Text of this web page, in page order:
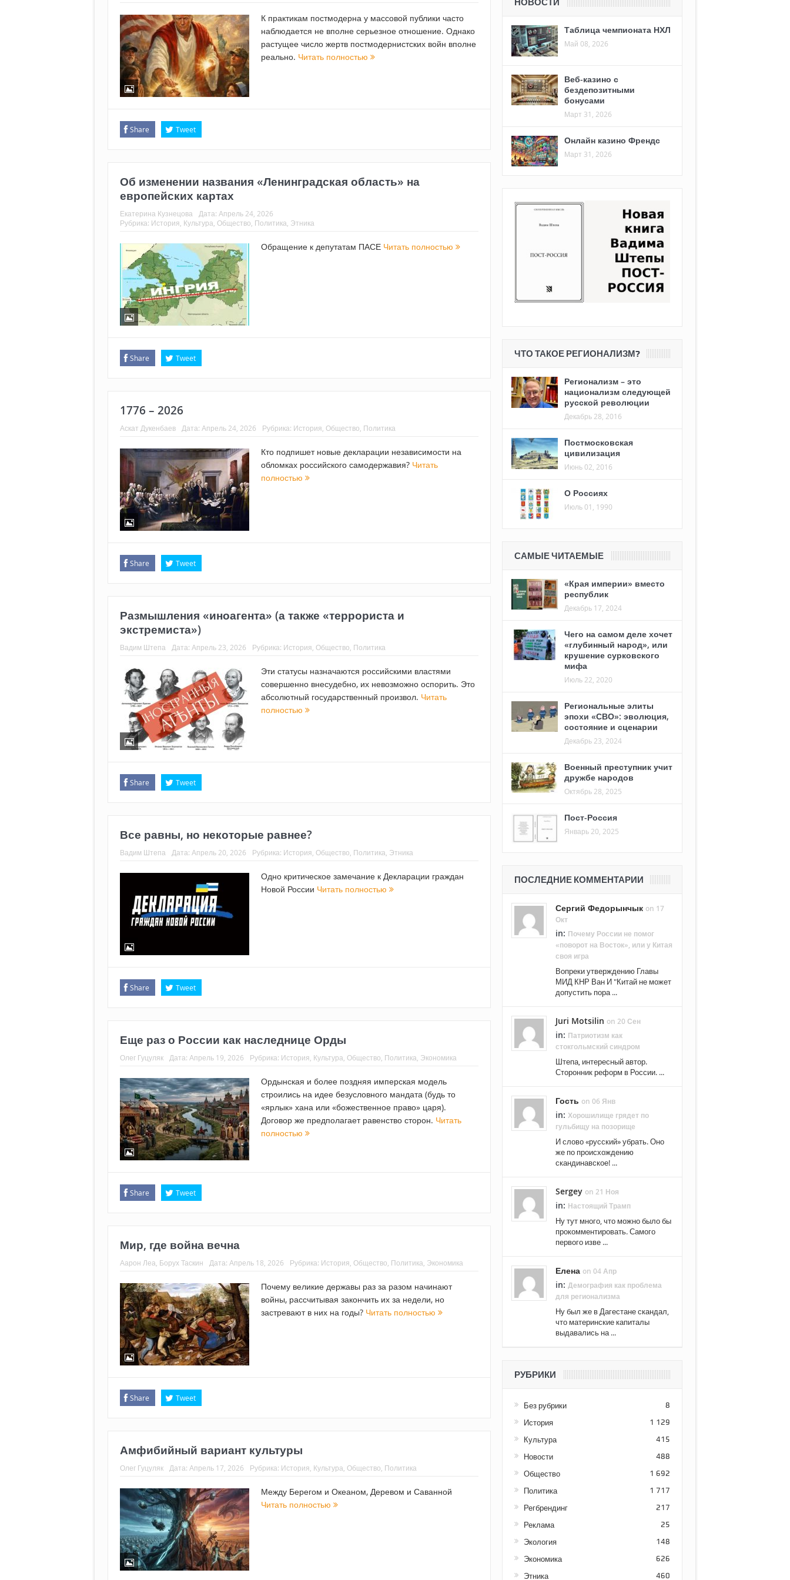
К практикам постмодерна у массовой публики часто
наблюдается не вполне серьезное отношение. Однако
растущее число жертв постмодернистских войн вполне
реально. Читать полностью
Share Tweet
Об изменении названия «Ленинградская область» на
европейских картах
Екатерина Кузнецова Дата: Апрель 24, 2026
Рубрика: История Культура Общество Политика Этника
Обращение к депутатам ПАСЕ Читать полностью
Share Tweet
1776 – 2026
Аскат Дукенбаев Дата: Апрель 24, 2026 Рубрика: История Общество Политика
Кто подпишет новые декларации независимости на
обломках российского самодержавия? Читать
полностью
Share Tweet
Размышления «иноагента» (а также «террориста и
экстремиста»)
Вадим Штепа Дата: Апрель 23, 2026 Рубрика: История Общество Политика
Эти статусы назначаются российскими властями
совершенно внесудебно, их невозможно оспорить. Это
абсолютный государственный произвол. Читать
полностью
Share Tweet
Все равны, но некоторые равнее?
Вадим Штепа Дата: Апрель 20, 2026 Рубрика: История Общество Политика Этника
Одно критическое замечание к Декларации граждан
Новой России Читать полностью
Share Tweet
Еще раз о России как наследнице Орды
Олег Гуцуляк Дата: Апрель 19, 2026 Рубрика: История Культура Общество Политика Экономика
Ордынская и более поздняя имперская модель
строились на идее безусловного мандата (будь то
«ярлык» хана или «божественное право» царя).
Договор же предполагает равенство сторон. Читать
полностью
Share Tweet
Мир, где война вечна
Аарон Леа, Борух Таскин Дата: Апрель 18, 2026 Рубрика: История Общество Политика Экономика
Почему великие державы раз за разом начинают
войны, рассчитывая закончить их за недели, но
застревают в них на годы? Читать полностью
Share Tweet
Амфибийный вариант культуры
Олег Гуцуляк Дата: Апрель 17, 2026 Рубрика: История Культура Общество Политика
Между Берегом и Океаном, Деревом и Саванной
Читать полностью
НОВОСТИ
Таблица чемпионата НХЛ
Май 08, 2026
Веб-казино с
бездепозитными
бонусами
Март 31, 2026
Онлайн казино Френдс
Март 31, 2026
ЧТО ТАКОЕ РЕГИОНАЛИЗМ?
Регионализм – это
национализм следующей
русской революции
Декабрь 28, 2016
Постмосковская
цивилизация
Июнь 02, 2016
О Россиях
Июль 01, 1990
САМЫЕ ЧИТАЕМЫЕ
«Края империи» вместо
республик
Декабрь 17, 2024
Чего на самом деле хочет
«глубинный народ», или
крушение сурковского
мифа
Июль 22, 2020
Региональные элиты
эпохи «СВО»: эволюция,
состояние и сценарии
Декабрь 23, 2024
Военный преступник учит
дружбе народов
Октябрь 28, 2025
Пост-Россия
Январь 20, 2025
ПОСЛЕДНИЕ КОММЕНТАРИИ
Сергий Федорынчык on 17
Окт
in: Почему России не помог
«поворот на Восток», или у Китая
своя игра
Вопреки утверждению Главы
МИД КНР Ван И "Китай не может
допустить пора ...
Juri Motsilin on 20 Сен
in: Патриотизм как
стокгольмский синдром
Штепа, интересный автор.
Сторонник реформ в России. ...
Гость on 06 Янв
in: Хорошилище грядет по
гульбищу на позорище
И слово «русский» убрать. Оно
же по происхождению
скандинавское! ...
Sergey on 21 Ноя
in: Настоящий Трамп
Ну тут много, что можно было бы
прокомментировать. Самого
первого изве ...
Елена on 04 Апр
in: Демография как проблема
для регионализма
Ну был же в Дагестане скандал,
что материнские капиталы
выдавались на ...
РУБРИКИ
Без рубрики 8
История 1 129
Культура 415
Новости 488
Общество 1 692
Политика 1 717
Регбрендинг 217
Реклама 25
Экология 148
Экономика 626
Этника 460